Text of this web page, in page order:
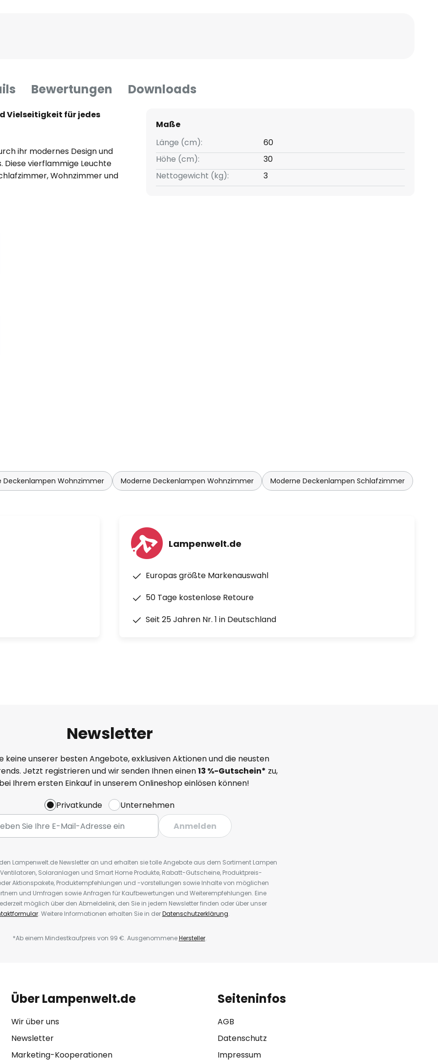
Bewertungen Downloads
Vielseitigkeit für jedes
ihr modernes Design und
Diese vierflammige Leuchte
Wohnzimmer und
und Weiß verleiht jedem
zur Dimmbarkeit über
ist. Diese Funktion
so die gewünschte
oder inspirierende Momente,
Maße
Länge (cm):
60
Höhe (cm):
30
Nettogewicht (kg):
3
Deckenlampen Wohnzimmer Moderne Deckenlampen Wohnzimmer Moderne Deckenlampen Schlafzimmer
Lampenwelt.de
Europas größte Markenauswahl
50 Tage kostenlose Retoure
Seit 25 Jahren Nr. 1 in Deutschland
Newsletter
keine unserer besten Angebote, exklusiven Aktionen und die neusten
Jetzt registrieren und wir senden Ihnen einen13 %-Gutschein* zu,
Ihrem ersten Einkauf in unserem Onlineshop einlösen können!
Privatkunde
Unternehmen
Anmelden
Lampenwelt.de Newsletter an und erhalten sie tolle Angebote aus dem Sortiment Lampen
Solaranlagen und Smart Home Produkte, Rabatt-Gutscheine, Produktpreis-
Aktionspakete, Produktempfehlungen und -vorstellungen sowie Inhalte von möglichen
und Umfragen sowie Anfragen für Kaufbewertungen und Weiterempfehlungen. Eine
möglich über den Abmeldelink, den Sie in jedem Newsletter finden oder über unser
. Weitere Informationen erhalten Sie in derDatenschutzerklärung.
*Ab einem Mindestkaufpreis von 99 €. AusgenommeneHersteller.
Über Lampenwelt.de
Wir über uns
Newsletter
Marketing-Kooperationen
Seiteninfos
AGB
Datenschutz
Impressum